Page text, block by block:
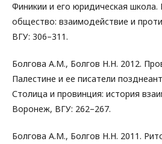
Финикии и его юридическая школа.
общество: взаимодействие и
ВГУ: 306–311.
Болгова А.М., Болгов Н.Н. 2012.
Палестине и ее писатели
Столица и провинция: история
Воронеж, ВГУ: 262–267.
Болгова А.М., Болгов Н.Н. 2011.